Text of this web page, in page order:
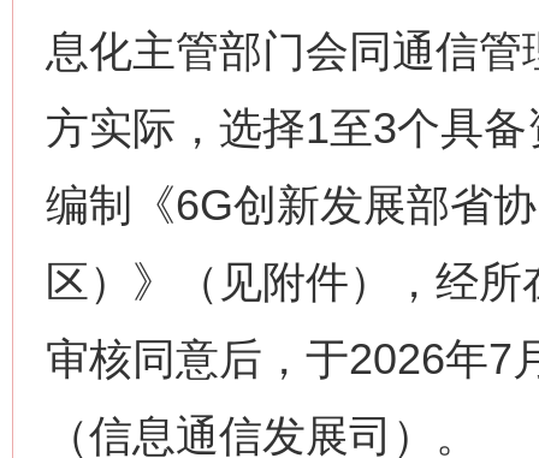
息化主管部门会同通信
方实际，选择1至3个具
编制《6G创新发展部省
区）》（见附件），经
审核同意后，于2026年7
（信息通信发展司）。